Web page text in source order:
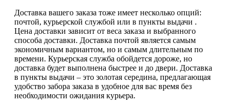
Доставка вашего заказа тоже имеет несколько опций:
почтой, курьерской службой или в пункты выдачи .
Цена доставки зависит от веса заказа и выбранного
способа доставки. Доставка почтой является самым
экономичным вариантом, но и самым длительным по
времени. Курьерская служба обойдется дороже, но
доставка будет выполнена быстрее и до двери. Доставка
в пункты выдачи – это золотая середина, предлагающая
удобство забора заказа в удобное для вас время без
необходимости ожидания курьера.